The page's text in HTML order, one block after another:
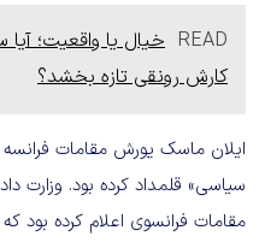
READ خیال یا واقعیت؛
کارش رونقی تازه بخشد؟
سیاسی» قلمداد کرده بود. وزارت